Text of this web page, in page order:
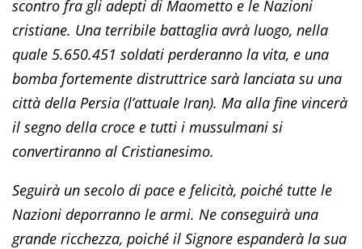
scontro fra gli adepti di Maometto e le Nazioni
cristiane. Una terribile battaglia avrà luogo, nella
quale 5.650.451 soldati perderanno la vita, e una
bomba fortemente distruttrice sarà lanciata su una
città della Persia (l’attuale Iran). Ma alla fine vincerà
il segno della croce e tutti i mussulmani si
convertiranno al Cristianesimo.
Seguirà un secolo di pace e felicità, poiché tutte le
Nazioni deporranno le armi. Ne conseguirà una
grande ricchezza, poiché il Signore espanderà la sua